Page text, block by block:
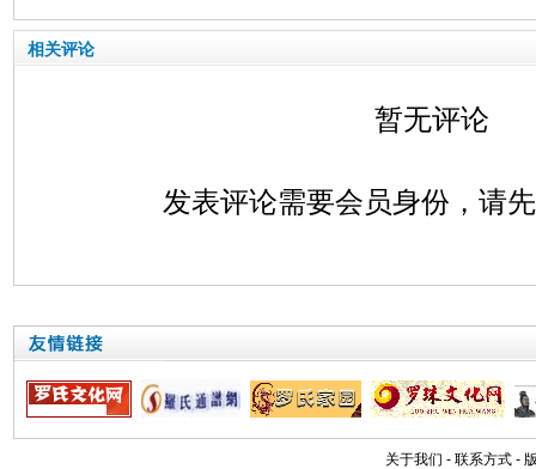
相关评论
暂无评论
发表评论需要会员身份，请
关于我们 - 联系方式-